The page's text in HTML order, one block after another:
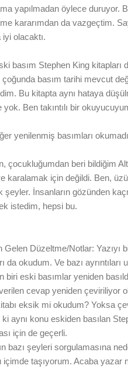
yapılmadan öylece duruyor.
kararımdan da vazgeçtim.
olacaktı.
basım Stephen King
çoğunda basım tarihi mevcut
Bu kitapta aynı hataya
yok. Ben takıntılı bir
yenilenmiş basımları
çocukluğumdan beri bildiğim
karalamak için değildi. Ben,
şeyler. İnsanların gözünden
istedim, hepsi bu.
Gelen Düzeltme/Notlar: Yazıyı
da okudum. Ve bazı
biri eski basımlar yeniden
cevap yeniden çeviriliyor
eksik mi okudum? Yoksa
ki aynı konu eskiden basılan
için de geçerli.
bazı şeyleri sorgulamasına
içimde taşıyorum. Acaba yazar